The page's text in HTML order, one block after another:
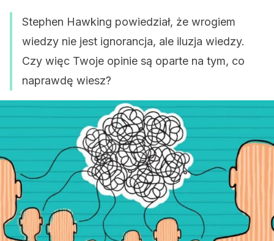
Stephen Hawking powiedział, że wrogiem
wiedzy nie jest ignorancja, ale iluzja wiedzy.
Czy więc Twoje opinie są oparte na tym, co
naprawdę wiesz?